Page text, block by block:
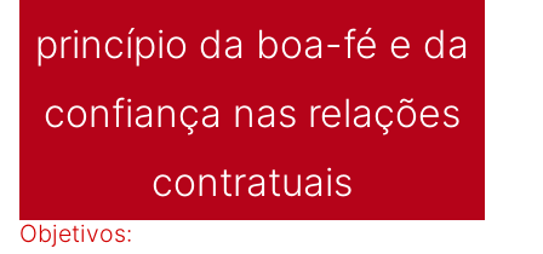
princípio da boa-fé e da
confiança nas relações
contratuais
Objetivos: